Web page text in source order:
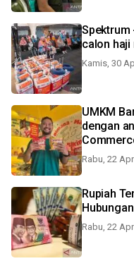
Spektrum
calon haji
Kamis, 30
UMKM
dengan
Rabu, 22
Rupiah
Rabu, 22